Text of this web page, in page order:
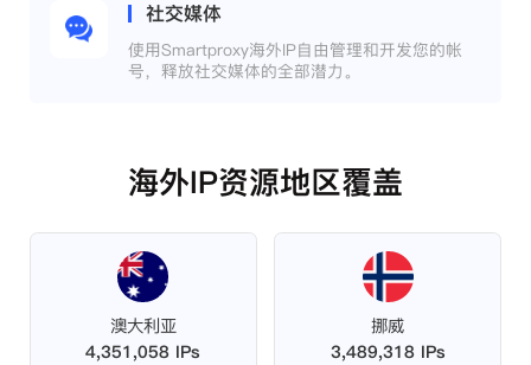
社交媒体
使用Smartproxy海外IP自由管理和开发您的帐
号，释放社交媒体的全部潜力。
海外IP资源地区覆盖
澳大利亚
4,351,058 IPs
挪威
3,489,318 IPs